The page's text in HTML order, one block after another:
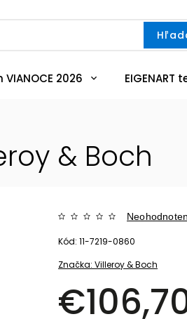
2026 EIGENART
& Boch
Značka:Villeroy & Boch
Kód: 11-7219-0860